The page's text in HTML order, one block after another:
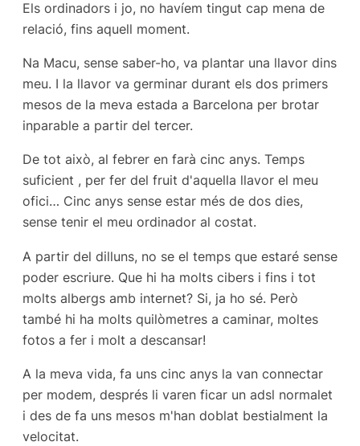
Els ordinadors i jo, no havíem tingut cap mena de
relació, fins aquell moment.
Na Macu, sense saber-ho, va plantar una llavor dins
meu. I la llavor va germinar durant els dos primers
mesos de la meva estada a Barcelona per brotar
inparable a partir del tercer.
De tot això, al febrer en farà cinc anys. Temps
suficient , per fer del fruit d'aquella llavor el meu
ofici… Cinc anys sense estar més de dos dies,
sense tenir el meu ordinador al costat.
A partir del dilluns, no se el temps que estaré sense
poder escriure. Que hi ha molts cibers i fins i tot
molts albergs amb internet? Si, ja ho sé. Però
també hi ha molts quilòmetres a caminar, moltes
fotos a fer i molt a descansar!
A la meva vida, fa uns cinc anys la van connectar
per modem, després li varen ficar un adsl normalet
i des de fa uns mesos m'han doblat bestialment la
velocitat.